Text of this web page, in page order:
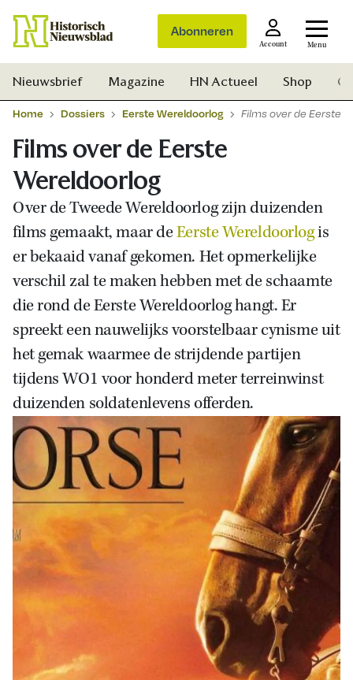
Abonneren
Account Menu
Nieuwsbrief Magazine HN Actueel Shop
Home Dossiers Eerste Wereldoorlog Films over de Eerste
Films over de Eerste
Wereldoorlog
Over de Tweede Wereldoorlog zijn duizenden
films gemaakt, maar deEerste Wereldoorlogis
er bekaaid vanaf gekomen. Het opmerkelijke
verschil zal te maken hebben met de schaamte
die rond de Eerste Wereldoorlog hangt. Er
spreekt een nauwelijks voorstelbaar cynisme uit
het gemak waarmee de strijdende partijen
tijdens WO1 voor honderd meter terreinwinst
duizenden soldatenlevens offerden.